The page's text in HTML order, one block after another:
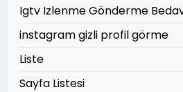
Igtv Izlenme Gönderme
instagram gizli profil görme
Liste
Sayfa Listesi